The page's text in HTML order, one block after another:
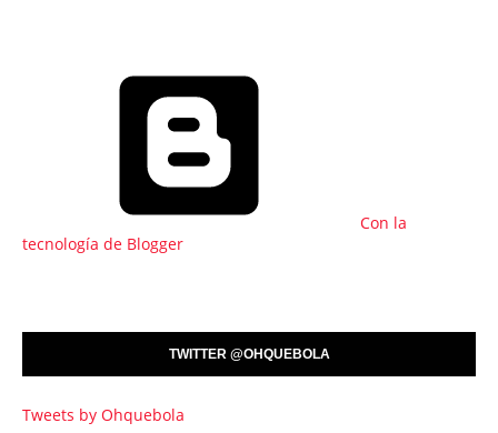
Con la
tecnología de Blogger
TWITTER @OHQUEBOLA
Tweets by Ohquebola